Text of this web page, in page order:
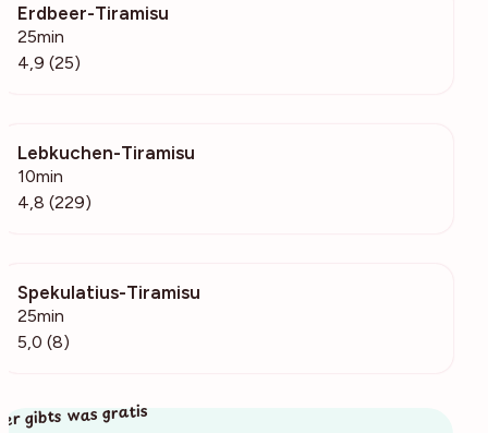
Erdbeer-Tiramisu
25min
4,9 (25)
Lebkuchen-Tiramisu
10min
4,8 (229)
Spekulatius-Tiramisu
25min
5,0 (8)
gibts was gratis